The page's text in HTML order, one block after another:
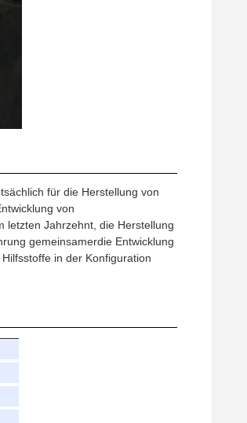
für die Herstellung von
von
letzten Jahrzehnt, die Herstellung
gemeinsamerdie Entwicklung
in der Konfiguration